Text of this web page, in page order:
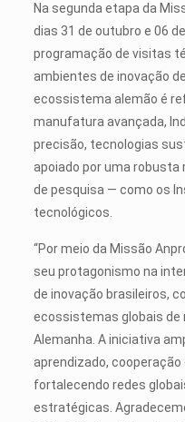
Na segunda etapa da
dias 31 de outubro e 06
programação de visitas
ambientes de inovação
ecossistema alemão é
manufatura avançada,
precisão, tecnologias
apoiado por uma robusta
de pesquisa — como os
tecnológicos.
“Por meio da Missão
seu protagonismo na
de inovação brasileiros,
ecossistemas globais de
Alemanha. A iniciativa
aprendizado,
fortalecendo redes
estratégicas.